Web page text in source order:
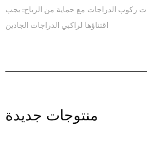
ركوب الدراجات مع حماية من الرياح: يجب
اقتناؤها لراكبي الدراجات الجادين
منتوجات جديدة